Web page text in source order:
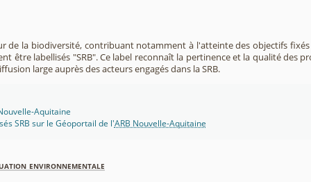
de la biodiversité, contribuant notamment à l'atteinte des objectifs fixés
être labellisés "SRB". Ce label reconnaît la pertinence et la qualité des
large auprès des acteurs engagés dans la SRB.
Aquitaine
SRB sur le Géoportail de l'ARB Nouvelle-Aquitaine
environnementale